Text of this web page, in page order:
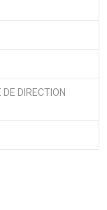
DIRECTION